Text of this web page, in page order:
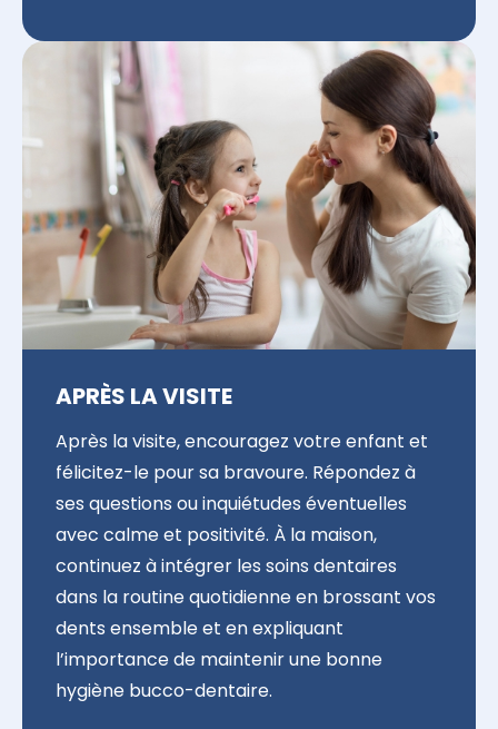
APRÈS LA VISITE
Après la visite, encouragez votre enfant et
félicitez-le pour sa bravoure. Répondez à
ses questions ou inquiétudes éventuelles
avec calme et positivité. À la maison,
continuez à intégrer les soins dentaires
dans la routine quotidienne en brossant vos
dents ensemble et en expliquant
l’importance de maintenir une bonne
hygiène bucco-dentaire.